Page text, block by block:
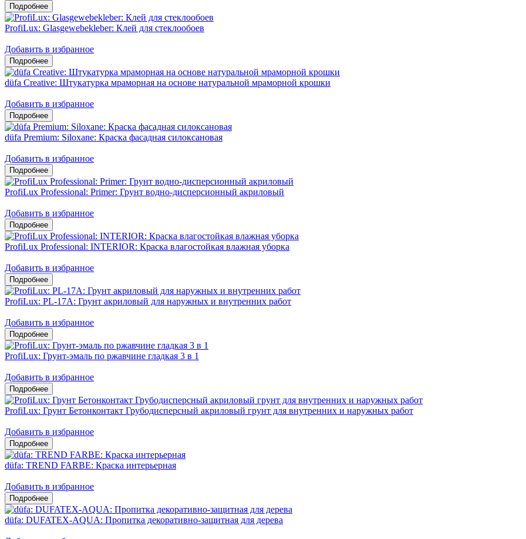
ProfiLux: Glasgewebekleber: Клей для стеклообоев
Добавить в избранное
düfa Creative: Штукатурка мраморная на основе натуральной мраморной крошки
Добавить в избранное
düfa Premium: Siloxane: Краска фасадная силоксановая
Добавить в избранное
ProfiLux Professional: Primer: Грунт водно-дисперсионный акриловый
Добавить в избранное
ProfiLux Professional: INTERIOR: Краска влагостойкая влажная уборка
Добавить в избранное
ProfiLux: PL-17A: Грунт акриловый для наружных и внутренних работ
Добавить в избранное
ProfiLux: Грунт-эмаль по ржавчине гладкая 3 в 1
Добавить в избранное
ProfiLux: Грунт Бетонконтакт Грубодисперсный акриловый грунт для внутренних и наружных работ
Добавить в избранное
düfa: TREND FARBE: Краска интерьерная
Добавить в избранное
düfa: DUFATEX-AQUA: Пропитка декоративно-защитная для дерева